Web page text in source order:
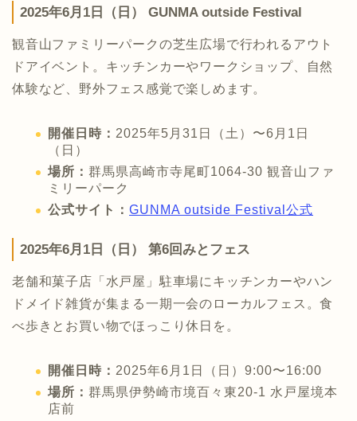
2025年6月1日（日） GUNMA outside Festival
観音山ファミリーパークの芝生広場で行われるアウト
ドアイベント。キッチンカーやワークショップ、自然
体験など、野外フェス感覚で楽しめます。
開催日時： 2025年5月31日（土）〜6月1日
（日）
場所： 群馬県高崎市寺尾町1064-30 観音山ファ
ミリーパーク
公式サイト： GUNMA outside Festival公式
2025年6月1日（日） 第6回みとフェス
老舗和菓子店「水戸屋」駐車場にキッチンカーやハン
ドメイド雑貨が集まる一期一会のローカルフェス。食
べ歩きとお買い物でほっこり休日を。
開催日時： 2025年6月1日（日）9:00〜16:00
場所： 群馬県伊勢崎市境百々東20-1 水戸屋境本
店前